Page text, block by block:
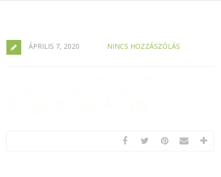
ÁPRILIS 7, 2020 NINCS HOZZÁSZÓLÁS